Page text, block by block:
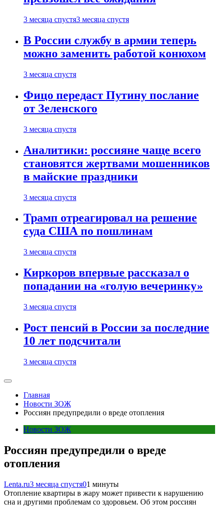
3 месяца спустя3 месяца спустя
В России службу в армии теперь
можно заменить работой конюхом
3 месяца спустя
Фицо передаст Путину послание
от Зеленского
3 месяца спустя
Аналитики: россияне чаще всего
становятся жертвами мошенников
в майские праздники
3 месяца спустя
Трамп отреагировал на решение
суда США по пошлинам
3 месяца спустя
Киркоров впервые рассказал о
попадании на «голую вечеринку»
3 месяца спустя
Рост пенсий в России за последние
10 лет подсчитали
3 месяца спустя
Главная
Новости ЗОЖ
Россиян предупредили о вреде отопления
Новости ЗОЖ
Россиян предупредили о вреде
отопления
Lenta.ru3 месяца спустя01 минуты
Отопление квартиры в жару может привести к нарушению
сна и другими проблемам со здоровьем. Об этом россиян